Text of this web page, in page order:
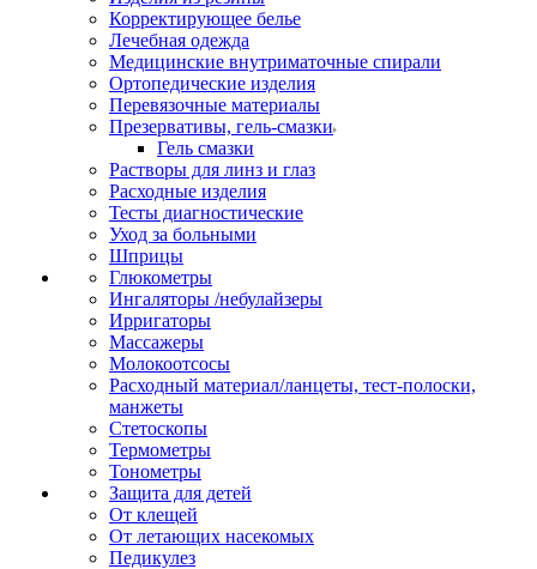
Корректирующее белье
Лечебная одежда
Медицинские внутриматочные спирали
Ортопедические изделия
Перевязочные материалы
Презервативы, гель-смазки
Гель смазки
Растворы для линз и глаз
Расходные изделия
Тесты диагностические
Уход за больными
Шприцы
Глюкометры
Ингаляторы /небулайзеры
Ирригаторы
Массажеры
Молокоотсосы
Расходный материал/ланцеты, тест-полоски,
манжеты
Стетоскопы
Термометры
Тонометры
Защита для детей
От клещей
От летающих насекомых
Педикулез